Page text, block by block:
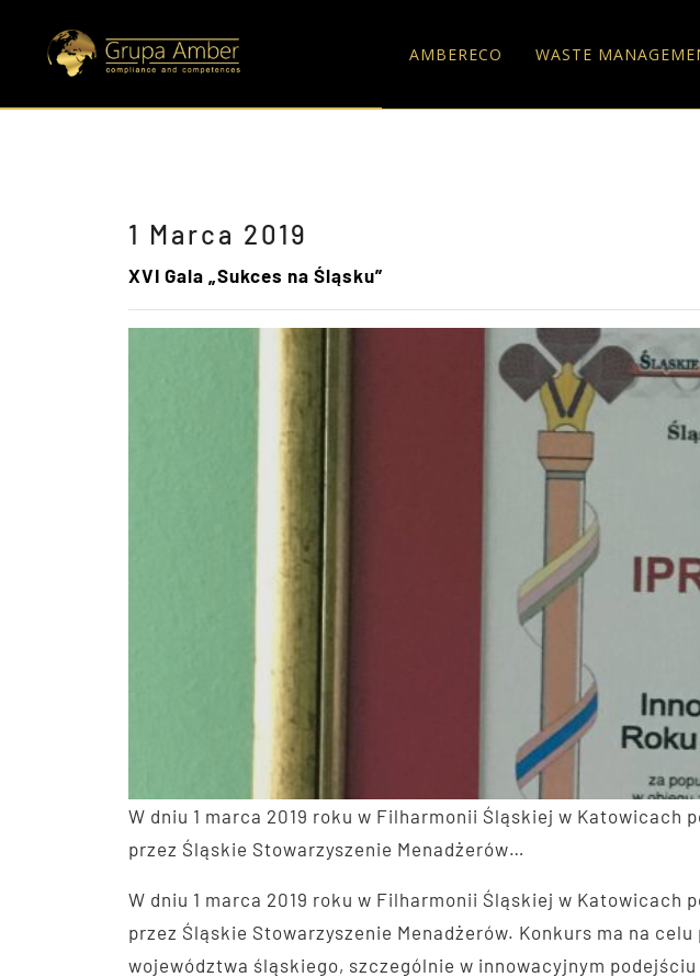
AMBERECO WASTE
1 Marca 2019
XVI Gala „Sukces na Śląsku”
W dniu 1 marca 2019 roku w Filharmonii Śląskiej w Katowicach
przez Śląskie Stowarzyszenie Menadżerów…
W dniu 1 marca 2019 roku w Filharmonii Śląskiej w Katowicach
przez Śląskie Stowarzyszenie Menadżerów. Konkurs ma na
województwa śląskiego, szczególnie w innowacyjnym